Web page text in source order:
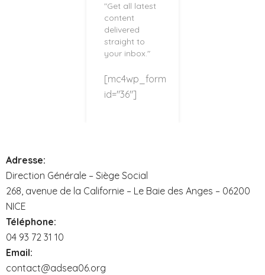
"Get all latest
content
delivered
straight to
your inbox."
[mc4wp_form
id="36"]
Adresse:
Direction Générale – Siège Social
268, avenue de la Californie – Le Baie des Anges – 06200
NICE
Téléphone:
04 93 72 31 10
Email:
contact@adsea06.org